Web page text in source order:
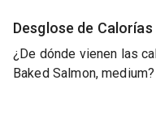
Desglose de Calorías
¿De dónde vienen las
Baked Salmon, medium?